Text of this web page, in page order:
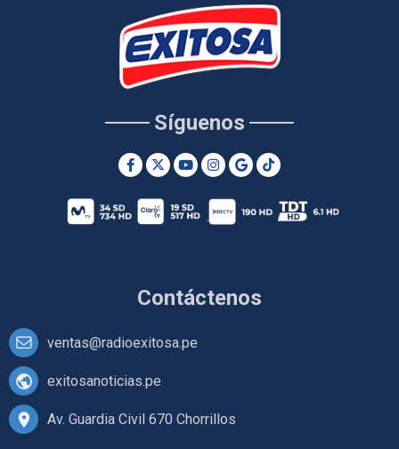
Contáctenos
ventas@radioexitosa.pe
exitosanoticias.pe
Av. Guardia Civil 670 Chorrillos
Síguenos